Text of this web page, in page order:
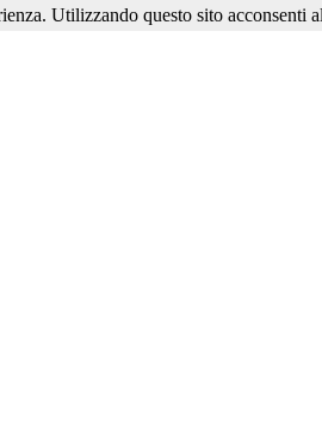
Utilizzando questo sito acconsenti